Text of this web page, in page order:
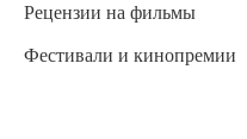
Рецензии на фильмы
Фестивали и кинопремии